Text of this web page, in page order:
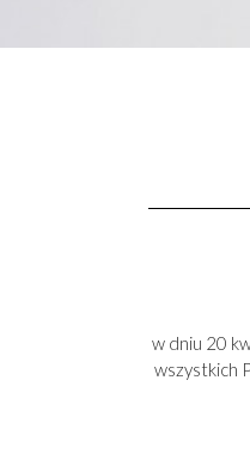
w dniu 20
wszystkich